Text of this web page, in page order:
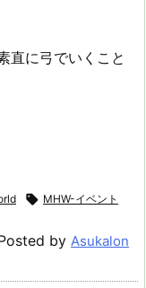
直に弓でいくこと
 MHW-イベント
by Asukalon